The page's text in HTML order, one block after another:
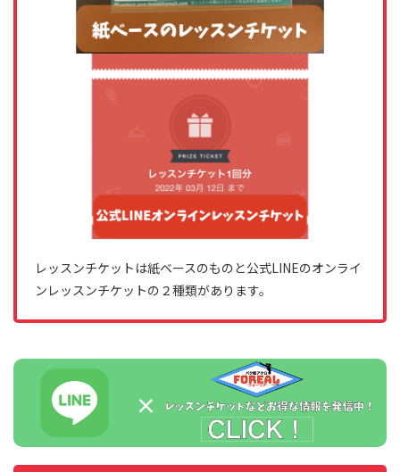
レッスンチケットは紙ベースのものと公式LINEのオンライ
ンレッスンチケットの２種類があります。